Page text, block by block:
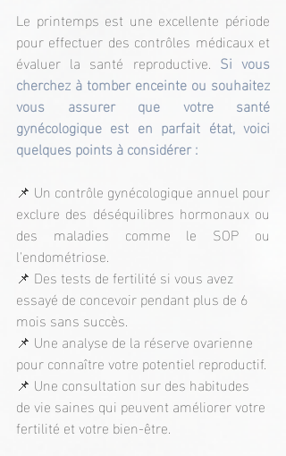
Le printemps est une excellente période
pour effectuer des contrôles médicaux et
évaluer la santé reproductive. Si vous
cherchez à tomber enceinte ou souhaitez
vous assurer que votre santé
gynécologique est en parfait état, voici
quelques points à considérer :
📌 Un contrôle gynécologique annuel pour
exclure des déséquilibres hormonaux ou
des maladies comme le SOP ou
l'endométriose.
📌 Des tests de fertilité si vous avez
essayé de concevoir pendant plus de 6
mois sans succès.
📌 Une analyse de la réserve ovarienne
pour connaître votre potentiel reproductif.
📌 Une consultation sur des habitudes
de vie saines qui peuvent améliorer votre
fertilité et votre bien-être.